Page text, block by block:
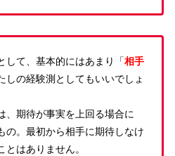
して、基本的にはあまり「相手
しの経験測としてもいいでしょ
、期待が事実を上回る場合に
の。最初から相手に期待しなけ
はありません。